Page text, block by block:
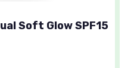
Soft Glow SPF15